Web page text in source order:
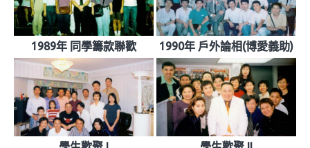
1989年 同學籌款聯歡 1990年 戶外論相(博愛義助)